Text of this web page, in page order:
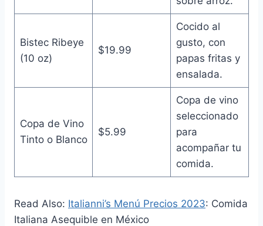
Bistec Ribeye
(10 oz)
$19.99
Cocido al
gusto, con
papas fritas y
ensalada.
Copa de Vino
Tinto o Blanco
$5.99
Copa de vino
seleccionado
para
acompañar tu
comida.
Read Also: Italianni’s Menú Precios 2023: Comida
Italiana Asequible en México